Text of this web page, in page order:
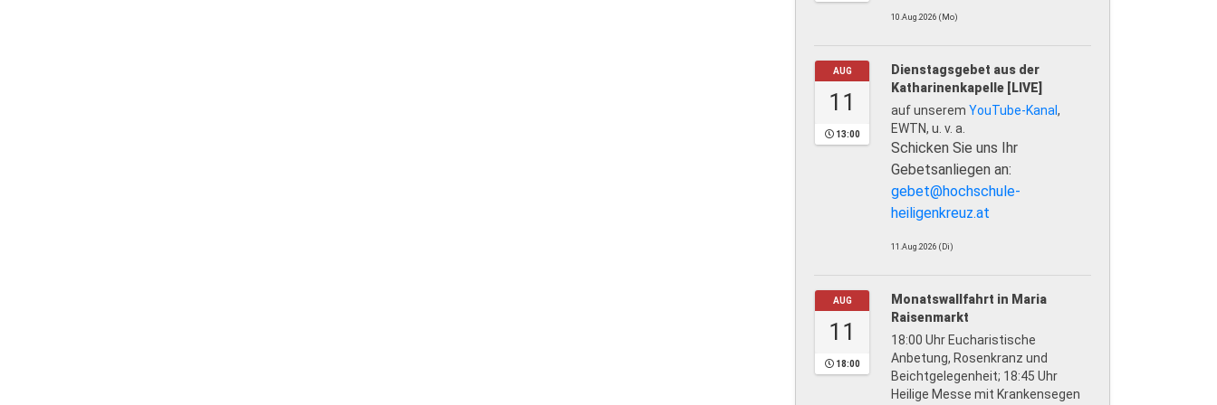
10.Aug.2026 (Mo)
AUG
11
13:00
Dienstagsgebet aus der
Katharinenkapelle [LIVE]
auf unserem YouTube-Kanal ,
EWTN, u. v. a.
Schicken Sie uns Ihr
Gebetsanliegen an:
gebet@hochschule-
heiligenkreuz.at
11.Aug.2026 (Di)
AUG
11
18:00
Monatswallfahrt in Maria
Raisenmarkt
18:00 Uhr Eucharistische
Anbetung, Rosenkranz und
Beichtgelegenheit; 18:45 Uhr
Heilige Messe mit Krankensegen